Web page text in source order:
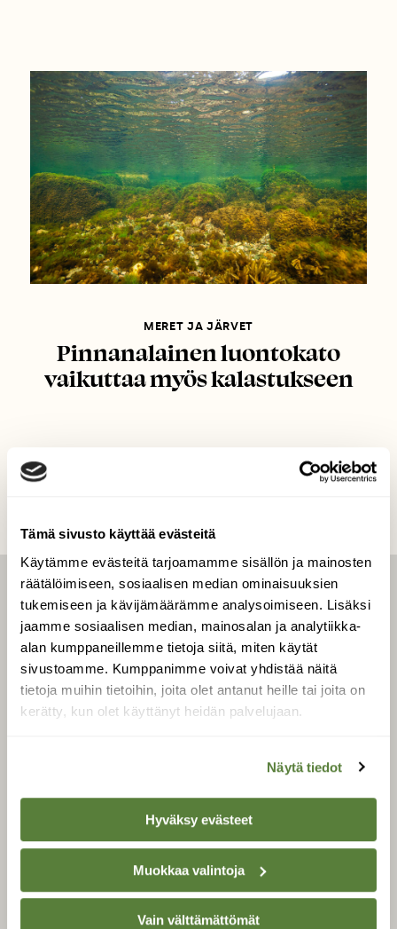
Tämä sivusto käyttää evästeitä
Käytämme evästeitä tarjoamamme sisällön ja mainosten
räätälöimiseen, sosiaalisen median ominaisuuksien
tukemiseen ja kävijämäärämme analysoimiseen. Lisäksi
jaamme sosiaalisen median, mainosalan ja analytiikka-
alan kumppaneillemme tietoja siitä, miten käytät
sivustoamme. Kumppanimme voivat yhdistää näitä
tietoja muihin tietoihin, joita olet antanut heille tai joita on
kerätty, kun olet käyttänyt heidän palvelujaan.
Näytä tiedot
Hyväksy evästeet
Muokkaa valintoja
Vain välttämättömät
MERET JA JÄRVET
Pinnanalainen luontokato
vaikuttaa myös kalastukseen
LEHTI
Uusin lehti
Tilaa Suomen Luonto
Tilaa digilukuoikeus
Äänestä parasta juttua
SUOMEN LUONNON­
Suomen Luonto -lehden
luonnonsuojelu­liitto.